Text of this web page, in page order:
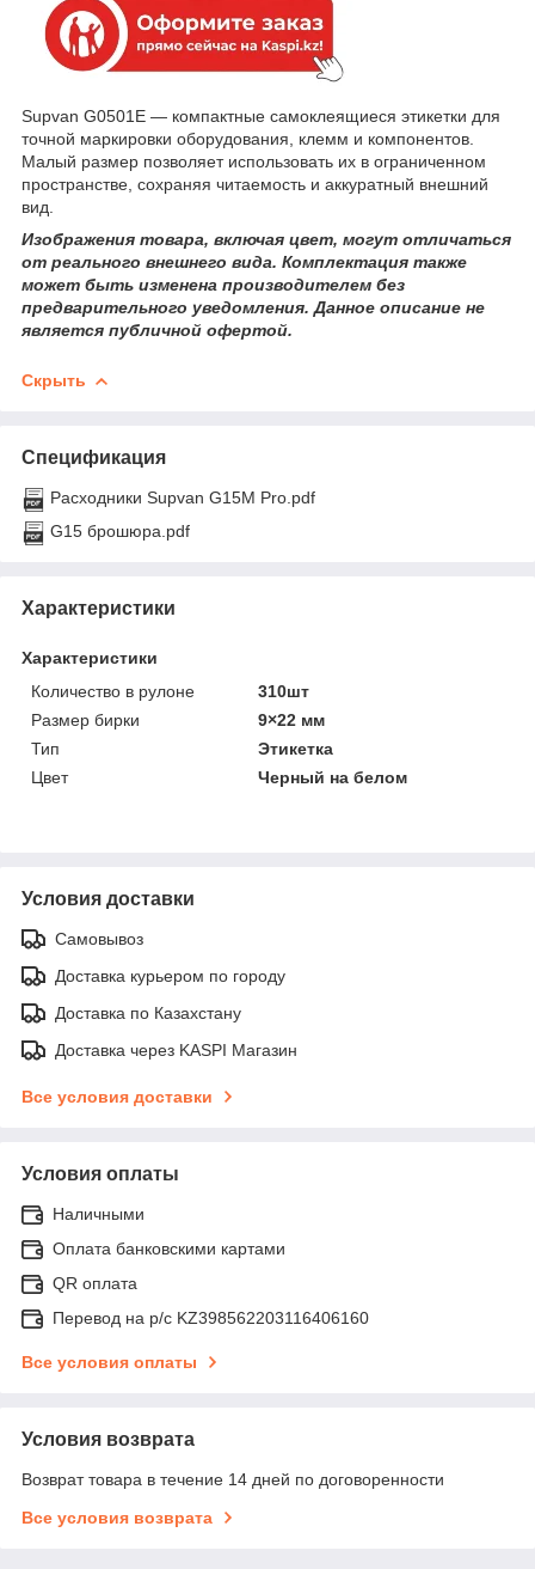
Supvan G0501E — компактные самоклеящиеся этикетки для
точной маркировки оборудования, клемм и компонентов.
Малый размер позволяет использовать их в ограниченном
пространстве, сохраняя читаемость и аккуратный внешний
вид.
Изображения товара, включая цвет, могут отличаться
от реального внешнего вида. Комплектация также
может быть изменена производителем без
предварительного уведомления. Данное описание не
является публичной офертой.
Скрыть
Спецификация
Расходники Supvan G15M Pro.pdf
G15 брошюра.pdf
Характеристики
Характеристики
Количество в рулоне
310шт
Размер бирки
9×22 мм
Тип
Этикетка
Цвет
Черный на белом
Условия доставки
Самовывоз
Доставка курьером по городу
Доставка по Казахстану
Доставка через KASPI Магазин
Все условия доставки
Условия оплаты
Наличными
Оплата банковскими картами
QR оплата
Перевод на р/с KZ398562203116406160
Все условия оплаты
Условия возврата
Возврат товара в течение 14 дней по договоренности
Все условия возврата